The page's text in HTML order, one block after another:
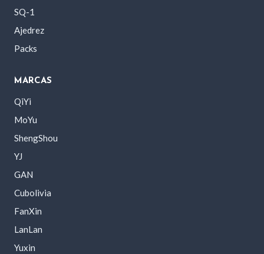
SQ-1
Ajedrez
Packs
MARCAS
QiYi
MoYu
ShengShou
YJ
GAN
Cubolivia
FanXin
LanLan
Yuxin